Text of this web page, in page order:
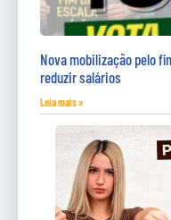
Nova mobilização pelo
reduzir salários
Leia mais »